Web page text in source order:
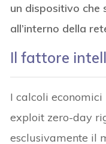
un dispositivo che
all’interno della
Il fattore
I calcoli
exploit zero-day
esclusivamente il